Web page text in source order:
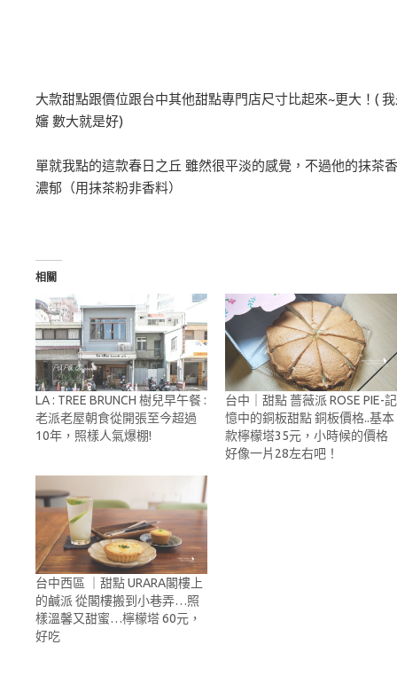
大款甜點跟價位跟台中其他甜點專門店尺寸比起來~更大！(
嬸 數大就是好)
單就我點的這款春日之丘 雖然很平淡的感覺，不過他的抹茶
濃郁（用抹茶粉非香料）
相關
LA : TREE BRUNCH 樹兒早午餐 :
老派老屋朝食從開張至今超過
10年，照樣人氣爆棚!
台中｜甜點 薔薇派 ROSE PIE-記
憶中的銅板甜點 銅板價格..基本
款檸檬塔35元，小時候的價格
好像一片28左右吧！
台中西區 ｜甜點 URARA閣樓上
的鹹派 從閣樓搬到小巷弄…照
樣溫馨又甜蜜…檸檬塔 60元，
好吃